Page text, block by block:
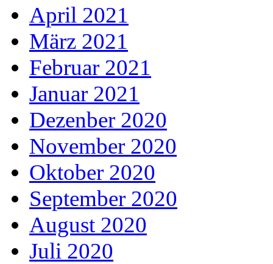
April 2021
März 2021
Februar 2021
Januar 2021
Dezenber 2020
November 2020
Oktober 2020
September 2020
August 2020
Juli 2020